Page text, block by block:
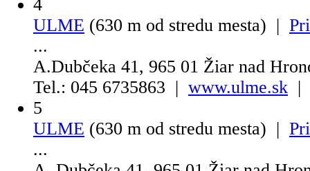
4
ULME (630 m od stredu mesta) |
...
A.Dubčeka 41, 965 01 Žiar nad
Tel.: 045 6735863 | www.ulme.sk |
5
ULME (630 m od stredu mesta) |
...